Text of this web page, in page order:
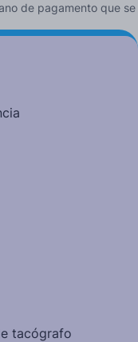
de pagamento que se
tacógrafo